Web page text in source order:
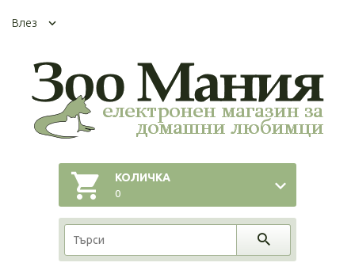
Влез
КОЛИЧКА
0